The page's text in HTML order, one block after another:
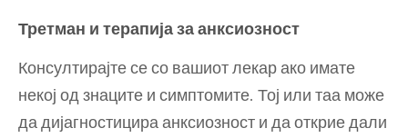
Третман и терапија за анксиозност
Консултирајте се со вашиот лекар ако имате
некој од знаците и симптомите. Тој или таа може
да дијагностицира анксиозност и да открие дали